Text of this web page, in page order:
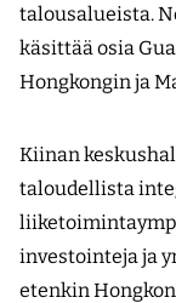
talousalueista.
käsittää osia
Hongkongin ja
Kiinan
taloudellista
investointeja ja
etenkin